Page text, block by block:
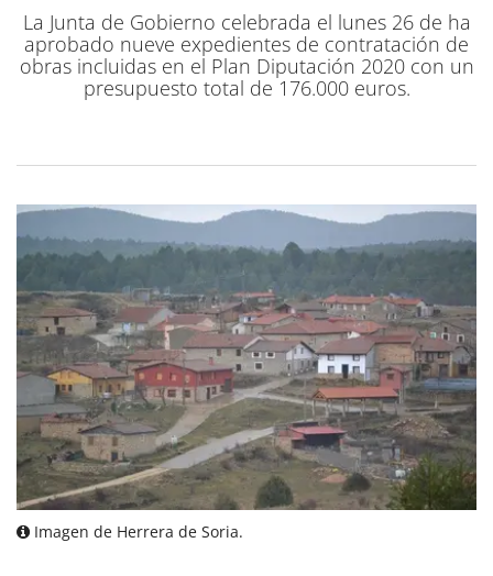
La Junta de Gobierno celebrada el lunes 26 de ha
aprobado nueve expedientes de contratación de
obras incluidas en el Plan Diputación 2020 con un
presupuesto total de 176.000 euros.
Imagen de Herrera de Soria.